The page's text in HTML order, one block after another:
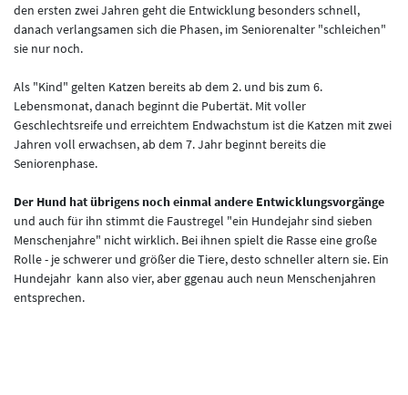
den ersten zwei Jahren geht die Entwicklung besonders schnell,
danach verlangsamen sich die Phasen, im Seniorenalter "schleichen"
sie nur noch.
Als "Kind" gelten Katzen bereits ab dem 2. und bis zum 6.
Lebensmonat, danach beginnt die Pubertät. Mit voller
Geschlechtsreife und erreichtem Endwachstum ist die Katzen mit zwei
Jahren voll erwachsen, ab dem 7. Jahr beginnt bereits die
Seniorenphase.
Der Hund hat übrigens noch einmal andere Entwicklungsvorgänge
und auch für ihn stimmt die Faustregel "ein Hundejahr sind sieben
Menschenjahre" nicht wirklich. Bei ihnen spielt die Rasse eine große
Rolle - je schwerer und größer die Tiere, desto schneller altern sie. Ein
Hundejahr kann also vier, aber ggenau auch neun Menschenjahren
entsprechen.